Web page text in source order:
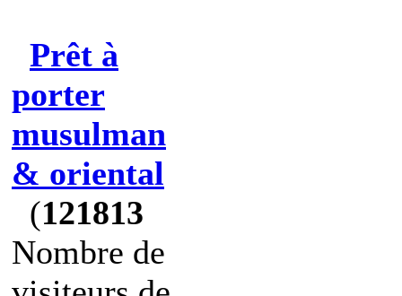
Prêt à
porter
musulman
& oriental
(121813
Nombre de